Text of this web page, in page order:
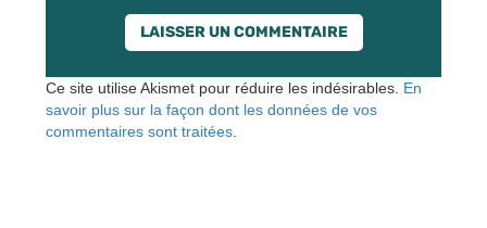
Ce site utilise Akismet pour réduire les indésirables. En
savoir plus sur la façon dont les données de vos
commentaires sont traitées